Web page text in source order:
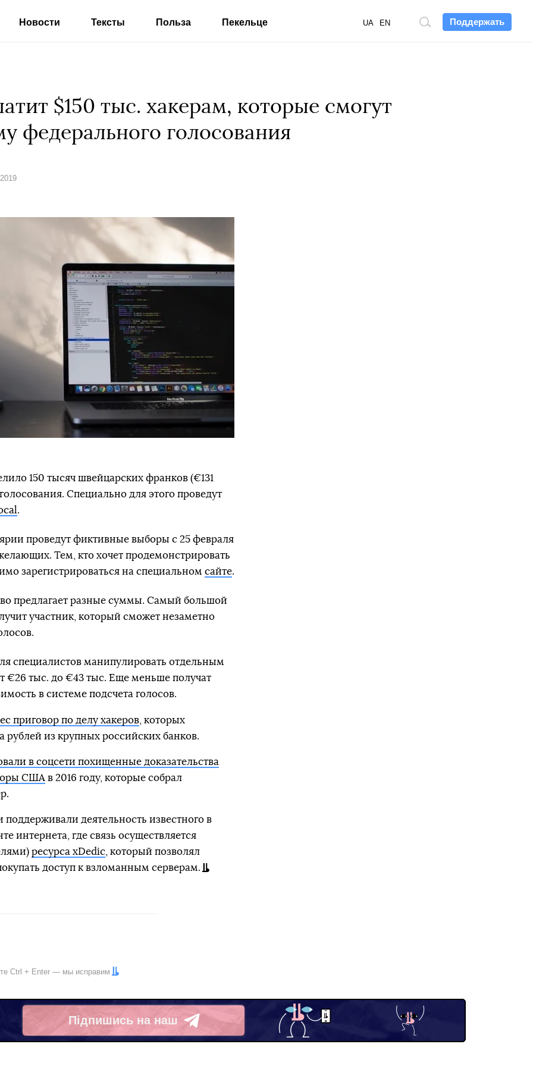
Поддержать
Поиск
UA EN
Новости Тексты Польза Пекельце
$150 тыс. хакерам, которые смогут
федерального голосования
150 тысяч швейцарских франков (€131
Специально для этого проведут
.
проведут фиктивные выборы с 25 февраля
Тем, кто хочет продемонстрировать
зарегистрироваться на специальном сайте.
предлагает разные суммы. Самый большой
участник, который сможет незаметно
специалистов манипулировать отдельным
€26 тыс. до €43 тыс. Еще меньше получат
в системе подсчета голосов.
приговор по делу хакеров, которых
из крупных российских банков.
в соцсети похищенные доказательства
США в 2016 году, которые собрал
поддерживали деятельность известного в
интернета, где связь осуществляется
ресурса xDedic, который позволял
доступ к взломанным серверам.
Ctrl + Enter — мы исправим
Підпишись на наш
Telegram